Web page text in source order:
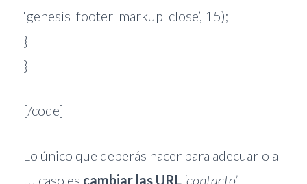
‘genesis_footer_markup_close’, 15);
}
}
[/code]
Lo único que deberás hacer para adecuarlo a
tu caso es cambiar las URL ‘contacto’ ,